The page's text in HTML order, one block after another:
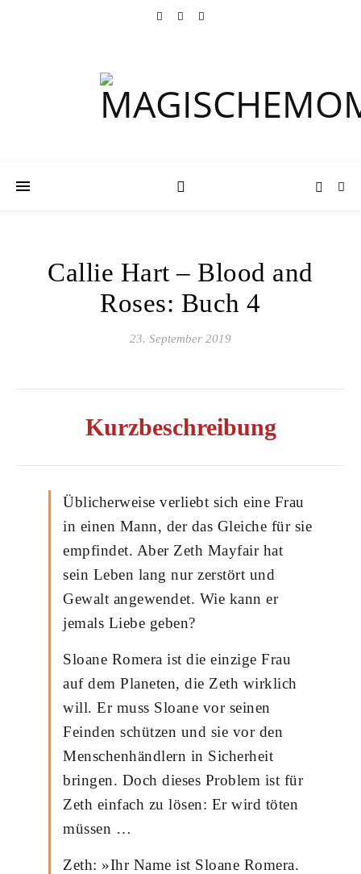
Callie Hart – Blood and
Roses: Buch 4
23. September 2019
Kurzbeschreibung
Üblicherweise verliebt sich eine Frau
in einen Mann, der das Gleiche für sie
empfindet. Aber Zeth Mayfair hat
sein Leben lang nur zerstört und
Gewalt angewendet. Wie kann er
jemals Liebe geben?
Sloane Romera ist die einzige Frau
auf dem Planeten, die Zeth wirklich
will. Er muss Sloane vor seinen
Feinden schützen und sie vor den
Menschenhändlern in Sicherheit
bringen. Doch dieses Problem ist für
Zeth einfach zu lösen: Er wird töten
müssen …
Zeth: »Ihr Name ist Sloane Romera.